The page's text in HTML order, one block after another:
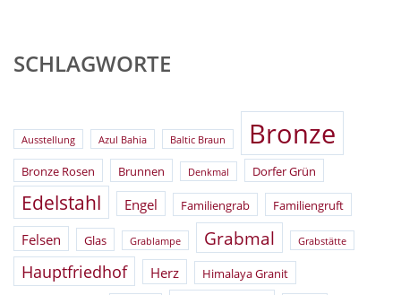
SCHLAGWORTE
Ausstellung Azul Bahia Baltic Braun Bronze
Bronze Rosen Brunnen Denkmal Dorfer Grün
Edelstahl Engel Familiengrab Familiengruft
Felsen Glas Grablampe Grabmal Grabstätte
Hauptfriedhof Herz Himalaya Granit